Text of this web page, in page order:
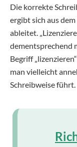
Die korrekte
ergibt sich aus
ableitet.
dementsprechend
Begriff
man vielleicht
Schreibweise führt.